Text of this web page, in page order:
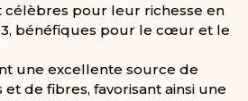
célèbres pour leur richesse en
bénéfiques pour le cœur et le
une excellente source de
de fibres, favorisant ainsi une